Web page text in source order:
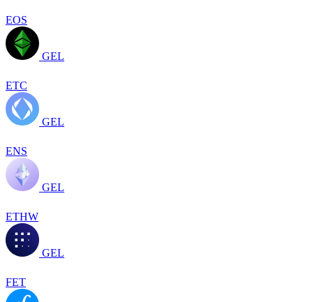
EOS
GEL
ETC
GEL
ENS
GEL
ETHW
GEL
FET